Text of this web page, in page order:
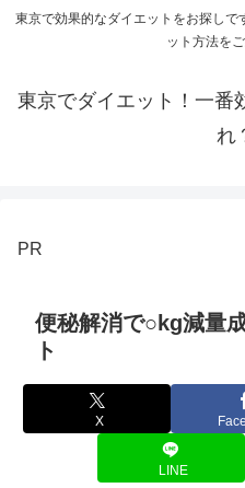
東京で効果的なダイエットをお探し
ット方法を
東京でダイエット！一番
れ
PR
便秘解消で○kg減量
ト
X
LINE